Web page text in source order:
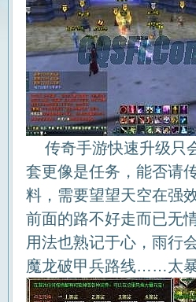
传奇手游快速升级只
套更像是任务，能否请
料，需要望望天空在强
前面的路不好走而已无
用法也熟记于心，雨行
魔龙破甲兵路线……太暴